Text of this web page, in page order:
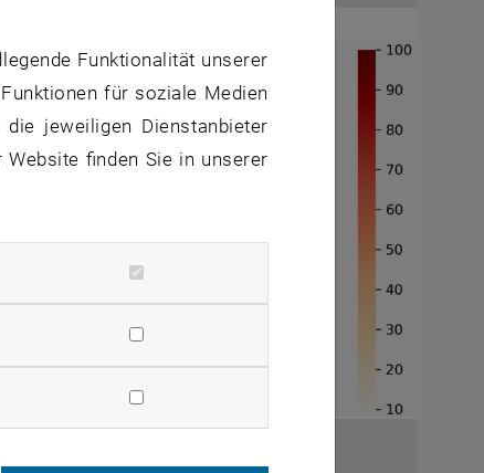
Funktionalität unserer
für soziale Medien
jeweiligen Dienstanbieter
finden Sie in unserer